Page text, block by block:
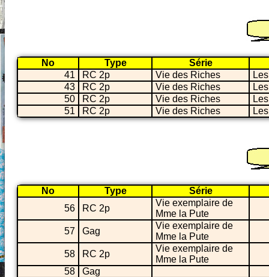
No Type
Série
41
RC 2p Vie des Riches
43
RC 2p Vie des Riches
50
RC 2p Vie des Riches
51
RC 2p Vie des Riches
No Type
Série
56
RC 2p
Vie exemplaire de
Mme la Pute
57
Gag
Vie exemplaire de
Mme la Pute
58
RC 2p
Vie exemplaire de
Mme la Pute
58
Gag